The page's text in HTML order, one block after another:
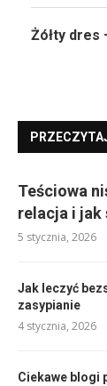
Żółty dres
Teściowa
relacja i jak
5 stycznia, 2026
Jak leczyć
zasypianie
4 stycznia, 2026
Ciekawe blogi